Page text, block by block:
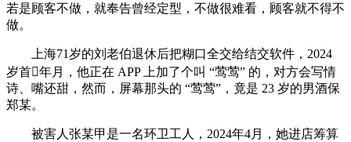
若是顾客不做，就奉告曾经定型，不做很难看，顾客就不得不
做。
上海71岁的刘老伯退休后把糊口全交给结交软件，2024
岁首年月，他正在 APP 上加了个叫 “莺莺” 的，对方会写情
诗、嘴还甜，然而，屏幕那头的 “莺莺”，竟是 23 岁的男酒保
郑某。
被害人张某甲是一名环卫工人，2024年4月，她进店筹算